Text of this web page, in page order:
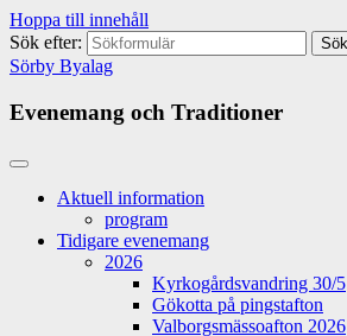
Hoppa till innehåll
Sök efter:
Sörby Byalag
Evenemang och Traditioner
Aktuell information
program
Tidigare evenemang
2026
Kyrkogårdsvandring 30/5
Gökotta på pingstafton
Valborgsmässoafton 2026